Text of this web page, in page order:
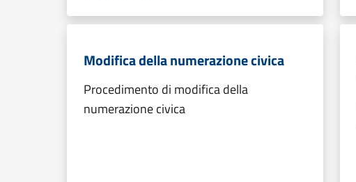
Modifica della numerazione civica
Procedimento di modifica della
numerazione civica